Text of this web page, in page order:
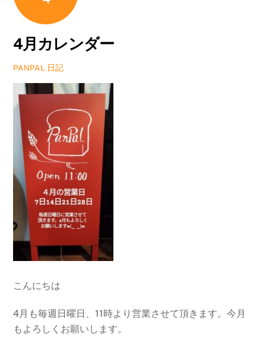
4月カレンダー
PANPAL 日記
こんにちは
4月も毎週日曜日、11時より営業させて頂きます。今月
もよろしくお願いします。